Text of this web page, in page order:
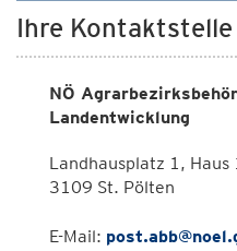
Ihre Kontaktstelle
NÖ
Landentwicklung
Landhausplatz 1, Haus
3109 St. Pölten
E-Mail: